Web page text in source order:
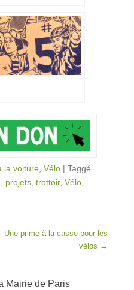
la voiture, Vélo | Taggé
, projets, trottoir, Vélo,
Une prime à la casse pour les
vélos →
Mairie de Paris